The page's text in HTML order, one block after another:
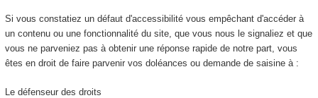
Si vous constatiez un défaut d'accessibilité vous empêchant d'accéder à
un contenu ou une fonctionnalité du site, que vous nous le signaliez et que
vous ne parveniez pas à obtenir une réponse rapide de notre part, vous
êtes en droit de faire parvenir vos doléances ou demande de saisine à :
Le défenseur des droits